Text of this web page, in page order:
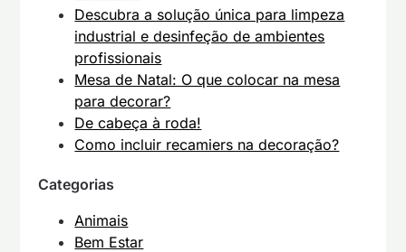
Descubra a solução única para limpeza
industrial e desinfeção de ambientes
profissionais
Mesa de Natal: O que colocar na mesa
para decorar?
De cabeça à roda!
Como incluir recamiers na decoração?
Categorias
Animais
Bem Estar